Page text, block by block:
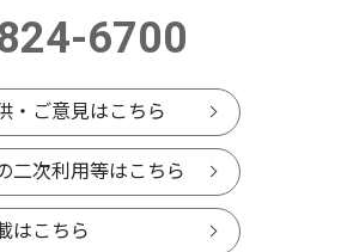
6700
・ご意見はこちら
二次利用等はこちら
はこちら